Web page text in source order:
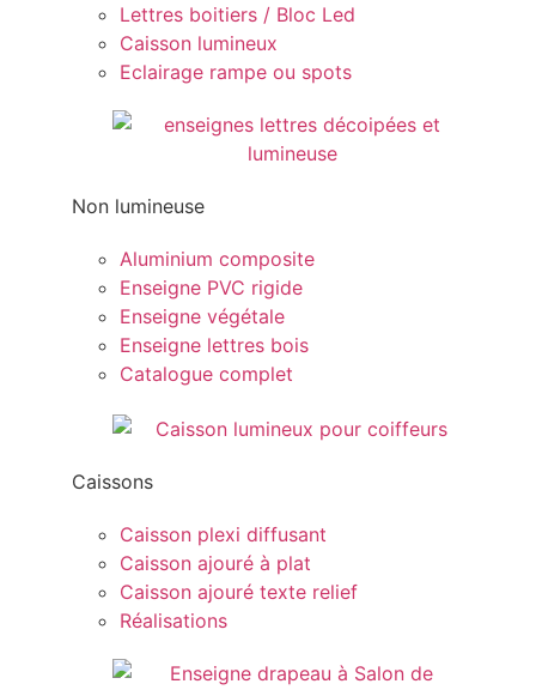
Lettres boitiers / Bloc Led
Caisson lumineux
Eclairage rampe ou spots
Non lumineuse
Aluminium composite
Enseigne PVC rigide
Enseigne végétale
Enseigne lettres bois
Catalogue complet
Caissons
Caisson plexi diffusant
Caisson ajouré à plat
Caisson ajouré texte relief
Réalisations